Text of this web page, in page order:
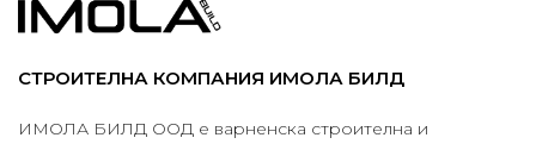
СТРОИТЕЛНА КОМПАНИЯ ИМОЛА БИЛД
ИМОЛА БИЛД ООД е варненска строителна и